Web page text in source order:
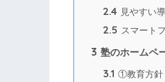
2.4 見やすい
2.5 スマート
3 塾のホームペ
3.1 ①教育方針